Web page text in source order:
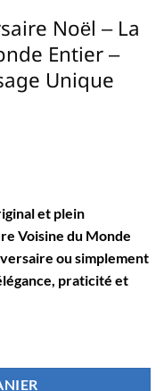
Noël – La
Entier –
Unique
et plein
Voisine du Monde
ou simplement
praticité et